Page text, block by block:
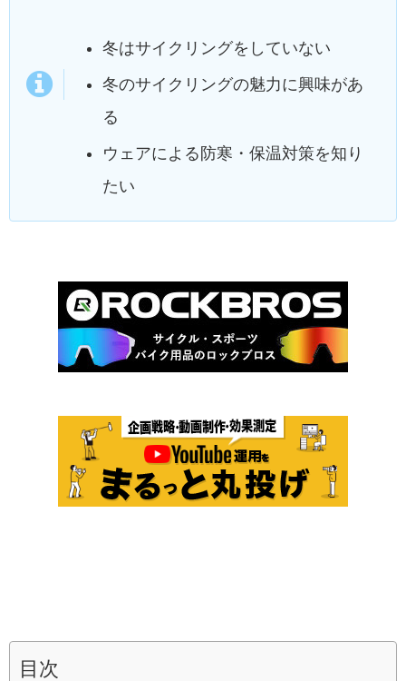
冬はサイクリングをしていない
冬のサイクリングの魅力に興味があ
る
ウェアによる防寒・保温対策を知り
たい
目次